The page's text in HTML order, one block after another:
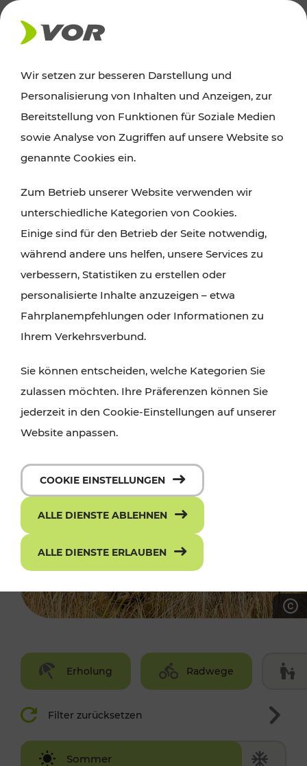
AKTUELLES
Ausflugstipps
Wien, Niederösterreich und das Burgenland
Wanderungen, Kultur und Gastronomie,
Radtouren oder purer Naturgenuss – viele
Attraktionen sind mit den Ticket- und Fahrplan-
Angeboten des VOR gut und schnell erreichbar.
Erholung Radwege
Filter zurücksetzen
Sommer
Winter
Wir setzen zur besseren Darstellung und
Personalisierung von Inhalten und Anzeigen, zur
Bereitstellung von Funktionen für Soziale Medien
sowie Analyse von Zugriffen auf unsere Website so
genannte Cookies ein.
Zum Betrieb unserer Website verwenden wir
unterschiedliche Kategorien von Cookies.
Einige sind für den Betrieb der Seite notwendig,
während andere uns helfen, unsere Services zu
verbessern, Statistiken zu erstellen oder
personalisierte Inhalte anzuzeigen – etwa
Fahrplanempfehlungen oder Informationen zu
Ihrem Verkehrsverbund.
Sie können entscheiden, welche Kategorien Sie
zulassen möchten. Ihre Präferenzen können Sie
jederzeit in den Cookie-Einstellungen auf unserer
Website anpassen.
COOKIE EINSTELLUNGEN
ALLE DIENSTE ABLEHNEN
ALLE DIENSTE ERLAUBEN